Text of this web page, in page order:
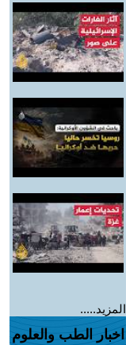
المزيد.....
اخبار الطب والعلوم